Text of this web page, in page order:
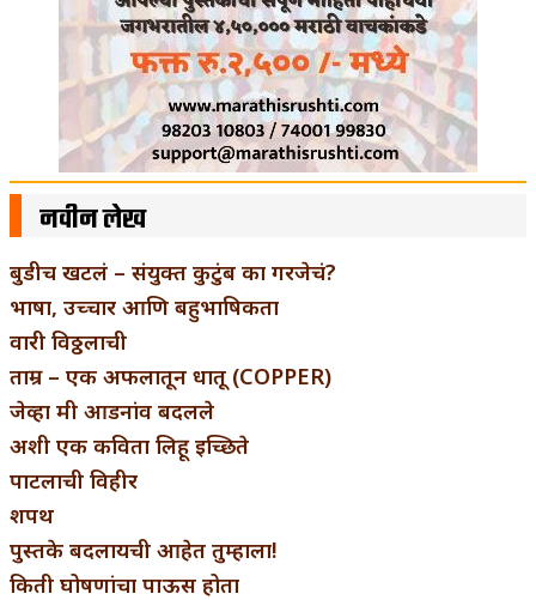
नवीन लेख
बुडीच खटलं – संयुक्त कुटुंब का गरजेचं?
भाषा, उच्चार आणि बहुभाषिकता
वारी विठ्ठलाची
ताम्र – एक अफलातून धातू (COPPER)
जेव्हा मी आडनांव बदलले
अशी एक कविता लिहू इच्छिते
पाटलाची विहीर
शपथ
पुस्तके बदलायची आहेत तुम्हाला!
किती घोषणांचा पाऊस होता